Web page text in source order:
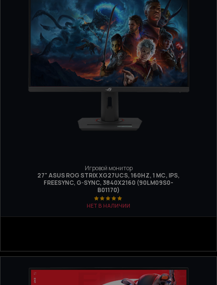
Игровой монитор
27" ASUS ROG STRIX XG27UCS, 160HZ, 1 МС, IPS,
FREESYNC, G-SYNC, 3840Х2160 (90LM09S0-
B01170)
НЕТ В НАЛИЧИИ